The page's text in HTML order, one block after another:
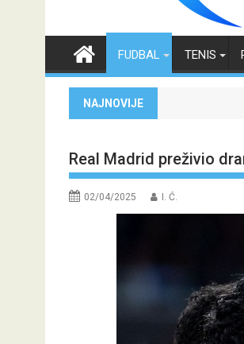
FUDBAL TENIS
NAJNOVIJE
Real Madrid preživio
02/04/2025 I. Ć.